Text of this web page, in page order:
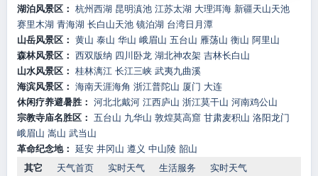
湖泊风景区： 杭州西湖 昆明滇池 江苏太湖 大理洱海 新疆天山天池
赛里木湖 青海湖 长白山天池 镜泊湖 台湾日月潭
山岳风景区： 黄山 泰山 华山 峨眉山 五台山 雁荡山 衡山 阿里山
森林风景区： 西双版纳 四川卧龙 湖北神农架 吉林长白山
山水风景区： 桂林漓江 长江三峡 武夷九曲溪
海滨风景区： 海南天涯海角 浙江普陀山 厦门 大连
休闲疗养避暑胜： 河北北戴河 江西庐山 浙江莫干山 河南鸡公山
宗教寺庙名胜区： 五台山 九华山 敦煌莫高窟 甘肃麦积山 洛阳龙门
峨眉山 嵩山 武当山
革命纪念地： 延安 井冈山 遵义 中山陵 韶山
其它
天气首页 实时天气 生活服务 实时天气